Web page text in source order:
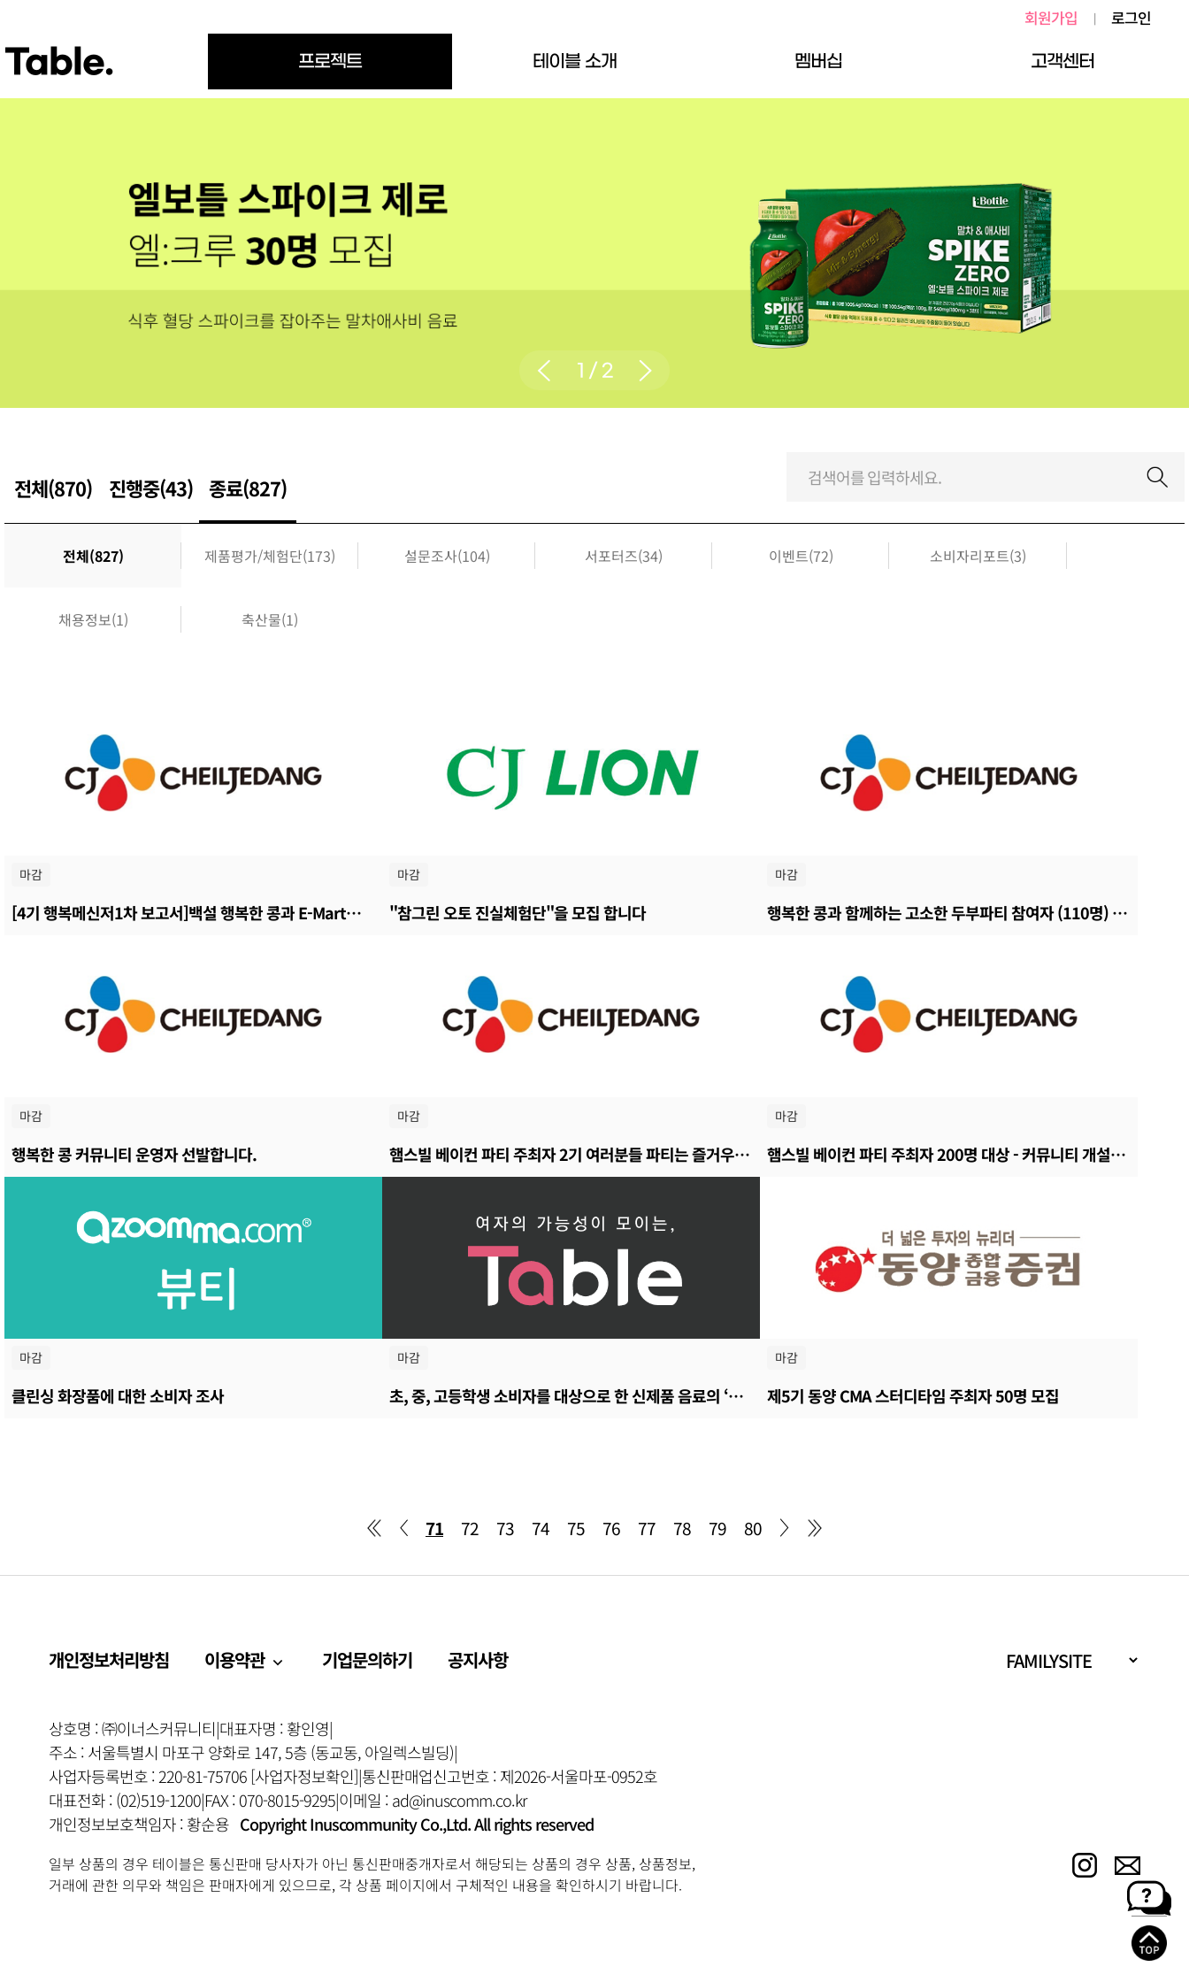
회원가입 | 로그인
Table. 프로젝트 테이블 소개 멤버십 고객센터
1 / 2
전체(870) 진행중(43) 종료(827)
전체(827) 제품평가/체험단(173) 설문조사(104) 서포터즈(34) 이벤트(72) 소비자리포트(3)
채용정보(1) 축산물(1)
마감
[4기 행복메신저1차 보고서]백설 행복한 콩과 E-Mart와 함께하는 특별한 두부파티
마감
"참그린 오토 진실체험단"을 모집 합니다
마감
행복한 콩과 함께하는 고소한 두부파티 참여자 (110명) 활동보고서
마감
행복한 콩 커뮤니티 운영자 선발합니다.
마감
햄스빌 베이컨 파티 주최자 2기 여러분들 파티는 즐거우셨나요?
마감
햄스빌 베이컨 파티 주최자 200명 대상 - 커뮤니티 개설에 대한 의견조사
마감
클린싱 화장품에 대한 소비자 조사
마감
초, 중, 고등학생 소비자를 대상으로 한 신제품 음료의 ‘맛테스트’ 체험 건
마감
제5기 동양 CMA 스터디타임 주최자 50명 모집
71 72 73 74 75 76 77 78 79 80
개인정보처리방침 이용약관 기업문의하기 공지사항
상호명 : ㈜이너스커뮤니티|대표자명 : 황인영|
주소 : 서울특별시 마포구 양화로 147, 5층 (동교동, 아일렉스빌딩)|
사업자등록번호 : 220-81-75706 [사업자정보확인]|통신판매업신고번호 : 제2026-서울마포-0952호
대표전화 : (02)519-1200|FAX : 070-8015-9295|이메일 : ad@inuscomm.co.kr
개인정보보호책임자 : 황순용 Copyright Inuscommunity Co.,Ltd. All rights reserved
일부 상품의 경우 테이블은 통신판매 당사자가 아닌 통신판매중개자로서 해당되는 상품의 경우 상품, 상품정보,
거래에 관한 의무와 책임은 판매자에게 있으므로, 각 상품 페이지에서 구체적인 내용을 확인하시기 바랍니다.